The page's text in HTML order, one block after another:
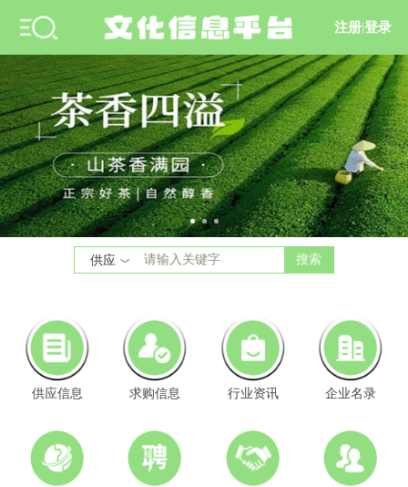
注册 |登录
供应 搜索
供应信息 求购信息 行业资讯 企业名录